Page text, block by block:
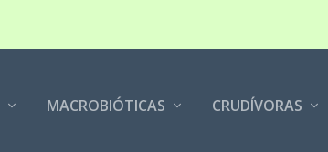
MACROBIÓTICAS CRUDÍVORAS